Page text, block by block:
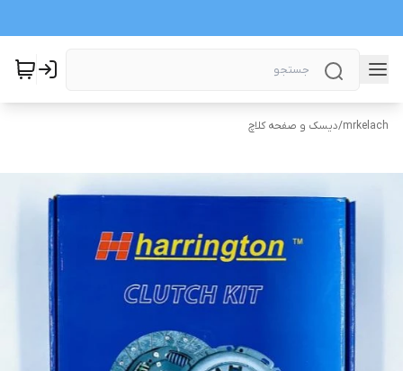
mrkelach
/دیسک و صفحه کلاچ